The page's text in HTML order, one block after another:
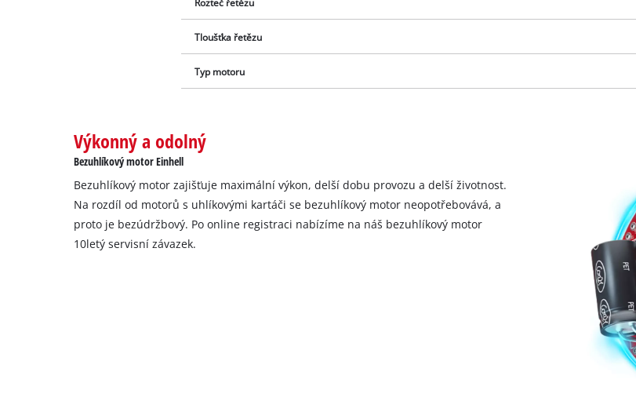
the site with their CMP to add this content
Rozteč řetězu
Tloušťka řetězu
Typ motoru
Výkonný a odolný
Bezuhlíkový motor Einhell
Bezuhlíkový motor zajišťuje maximální výkon, delší dobu provozu a delší životnost.
Na rozdíl od motorů s uhlíkovými kartáči se bezuhlíkový motor neopotřebovává, a
proto je bezúdržbový. Po online registraci nabízíme na náš bezuhlíkový motor
10letý servisní závazek.